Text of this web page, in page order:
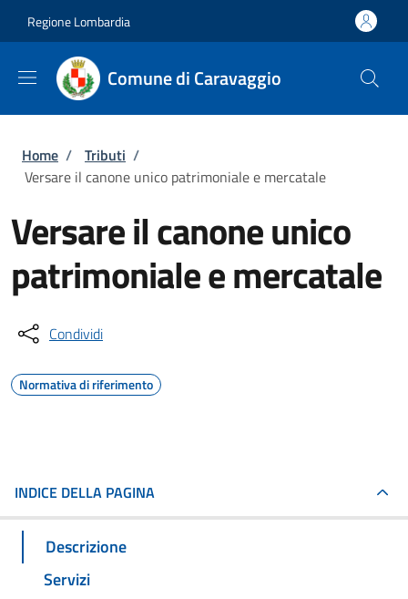
Regione Lombardia
Comune di Caravaggio
Briciole di pane
Home / Tributi /
Versare il canone unico patrimoniale e mercatale
Versare il canone unico
patrimoniale e mercatale
Condividi
Normativa di riferimento
INDICE DELLA PAGINA
Descrizione
Servizi